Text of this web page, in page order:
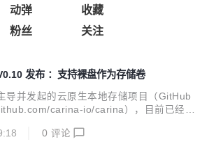
动弹
收藏
粉丝 关注
发布 ：支持裸盘作为存储卷
导并发起的云原生本地存储项目（GitHub
carina-io/carina），目前已经进
的本地存储解决方案，具体存储卷生命周
0 评论